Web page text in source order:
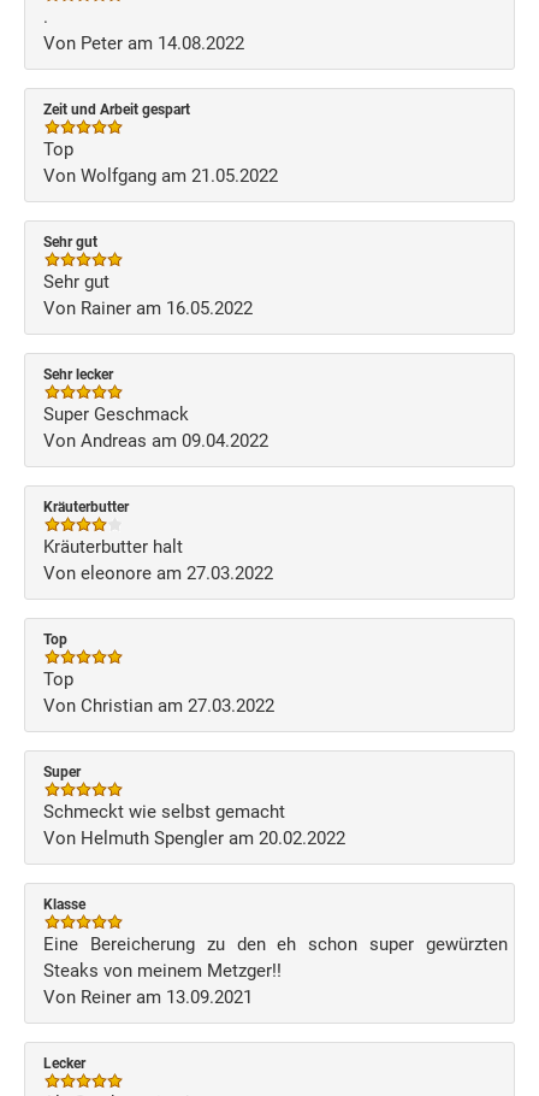
.
Von Peter am 14.08.2022
Zeit und Arbeit gespart
Top
Von Wolfgang am 21.05.2022
Sehr gut
Sehr gut
Von Rainer am 16.05.2022
Sehr lecker
Super Geschmack
Von Andreas am 09.04.2022
Kräuterbutter
Kräuterbutter halt
Von eleonore am 27.03.2022
Top
Top
Von Christian am 27.03.2022
Super
Schmeckt wie selbst gemacht
Von Helmuth Spengler am 20.02.2022
Klasse
Eine Bereicherung zu den eh schon super gewürzten
Steaks von meinem Metzger!!
Von Reiner am 13.09.2021
Lecker